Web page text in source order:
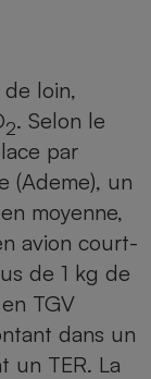
loin,
2. Selon le
par
(Ademe), un
moyenne,
avion court-
de 1 kg de
TGV
dans un
un TER. La